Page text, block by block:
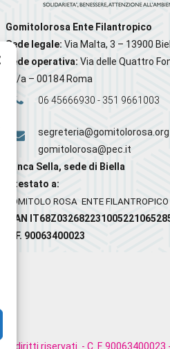
Gomitolorosa Ente Filantropico
Sede legale: Via Malta, 3 – 13900
Sede operativa: Via delle Quattro
20/a – 00184 Roma
06 45666930 - 351 9661003
segreteria@gomitolorosa.org
gomitolorosa@pec.it
Banca Sella, sede di Biella
Intestato a:
GOMITOLO ROSA ENTE FILANTROPICO
IBAN
C.F. 90063400023
i diritti riservati. - C. F. 90063400023 -